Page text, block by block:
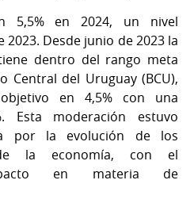
5,5% en 2024, un nivel
Desde junio de 2023 la
dentro del rango meta
Central del Uruguay (BCU),
en 4,5% con una
Esta moderación estuvo
por la evolución de los
la economía, con el
en materia de